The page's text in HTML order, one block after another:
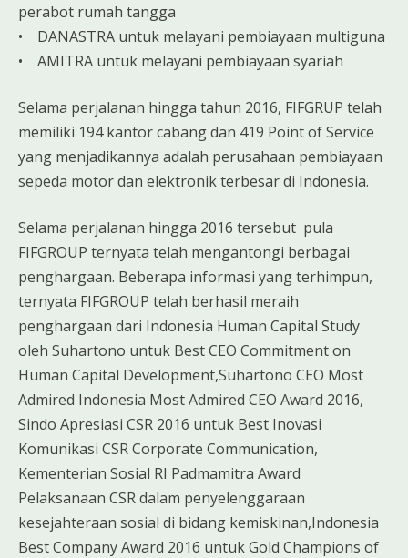
perabot rumah tangga
• DANASTRA untuk melayani pembiayaan multiguna
• AMITRA untuk melayani pembiayaan syariah
Selama perjalanan hingga tahun 2016, FIFGRUP telah
memiliki 194 kantor cabang dan 419 Point of Service
yang menjadikannya adalah perusahaan pembiayaan
sepeda motor dan elektronik terbesar di Indonesia.
Selama perjalanan hingga 2016 tersebut pula
FIFGROUP ternyata telah mengantongi berbagai
penghargaan. Beberapa informasi yang terhimpun,
ternyata FIFGROUP telah berhasil meraih
penghargaan dari Indonesia Human Capital Study
oleh Suhartono untuk Best CEO Commitment on
Human Capital Development,Suhartono CEO Most
Admired Indonesia Most Admired CEO Award 2016,
Sindo Apresiasi CSR 2016 untuk Best Inovasi
Komunikasi CSR Corporate Communication,
Kementerian Sosial RI Padmamitra Award
Pelaksanaan CSR dalam penyelenggaraan
kesejahteraan sosial di bidang kemiskinan,Indonesia
Best Company Award 2016 untuk Gold Champions of